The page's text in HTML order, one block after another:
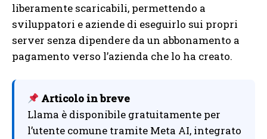
liberamente scaricabili, permettendo a
sviluppatori e aziende di eseguirlo sui propri
server senza dipendere da un abbonamento a
pagamento verso l’azienda che lo ha creato.
Articolo in breve
Llama è disponibile gratuitamente per
l’utente comune tramite Meta AI, integrato